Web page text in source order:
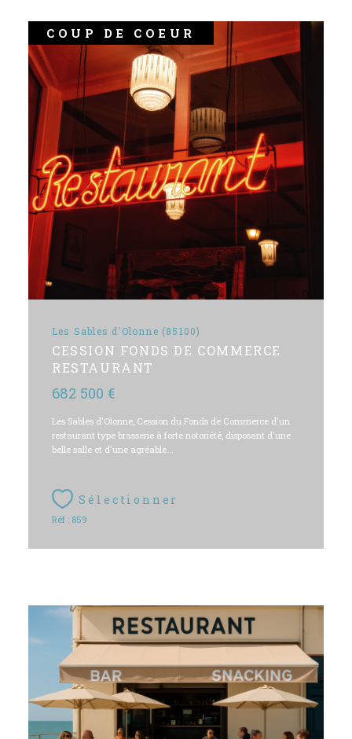
Les Sables d'Olonne (85100)
CESSION FONDS DE COMMERCE
RESTAURANT
682 500 €
Les Sables d'Olonne, Cession du Fonds de Commerce d'un
restaurant type brasserie à forte notoriété, disposant d'une
belle salle et d'une agréable...
Sélectionner
Réf : 859
COUP DE COEUR